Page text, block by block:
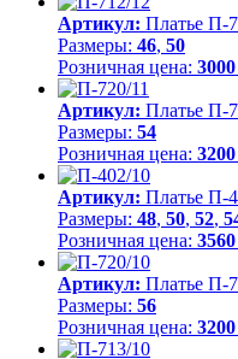
Артикул: Платье П-
Размеры: 46, 50
Розничная цена:
Артикул: Платье П-
Размеры: 54
Розничная цена:
Артикул: Платье П-
Размеры: 48, 50, 52,
Розничная цена:
Артикул: Платье П-
Размеры: 56
Розничная цена: